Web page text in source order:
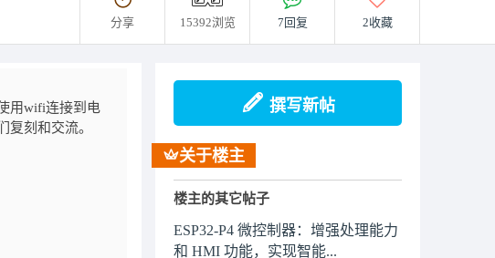
分享 15392浏览 7回复 2收藏
用wifi连接到电
刻和交流。
撰写新帖
关于楼主
楼主的其它帖子
ESP32-P4 微控制器：增强处理能力
和 HMI 功能，实现智能...